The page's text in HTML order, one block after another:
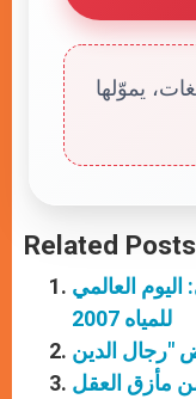
يموّلها
Related
العالمي
للمياه 2007
مأزق العقل